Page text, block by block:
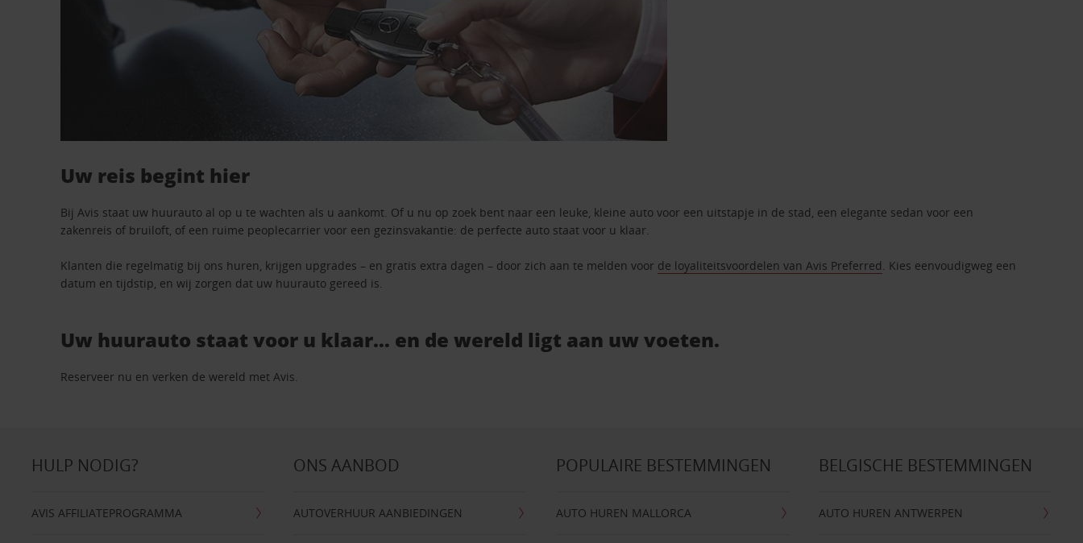
Uw reis begint hier
Bij Avis staat uw huurauto al op u te wachten als u aankomt. Of u nu op zoek bent naar een leuke, kleine auto voor een uitstapje in de stad, een elegante sedan voor een
zakenreis of bruiloft, of een ruime peoplecarrier voor een gezinsvakantie: de perfecte auto staat voor u klaar.
Klanten die regelmatig bij ons huren, krijgen upgrades – en gratis extra dagen – door zich aan te melden voor de loyaliteitsvoordelen van Avis Preferred. Kies eenvoudigweg een
datum en tijdstip, en wij zorgen dat uw huurauto gereed is.
Uw huurauto staat voor u klaar… en de wereld ligt aan uw voeten.
Reserveer nu en verken de wereld met Avis.
HULP NODIG?
AVIS AFFILIATEPROGRAMMA
ONS AANBOD
AUTOVERHUUR AANBIEDINGEN
POPULAIRE BESTEMMINGEN
AUTO HUREN MALLORCA
BELGISCHE BESTEMMINGEN
AUTO HUREN ANTWERPEN